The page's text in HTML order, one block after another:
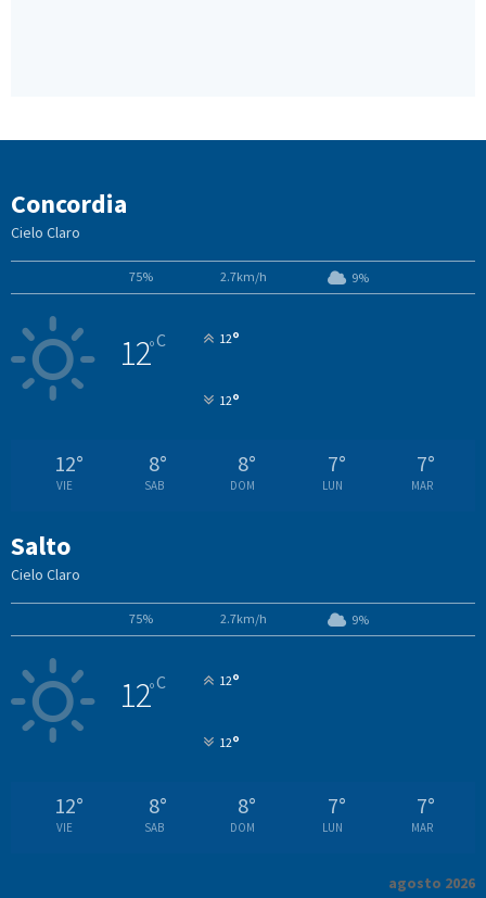
Concordia
Cielo Claro
75% 2.7km/h 9%
12°C 12°
12°
12°
VIE
8°
SAB
8°
DOM
7°
LUN
7°
MAR
Salto
Cielo Claro
75% 2.7km/h 9%
12°C 12°
12°
12°
VIE
8°
SAB
8°
DOM
7°
LUN
7°
MAR
agosto 2026